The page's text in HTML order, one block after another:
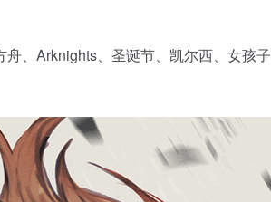
、Arknights、圣诞节、凯尔西、女孩